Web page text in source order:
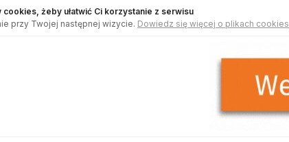
żeby ułatwić Ci korzystanie z serwisu
przy Twojej następnej wizycie. Dowiedz się więcej o plikach cookies